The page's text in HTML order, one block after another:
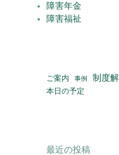
障害年金
障害福祉
ご案内 事例 制度
本日の予定
最近の投稿